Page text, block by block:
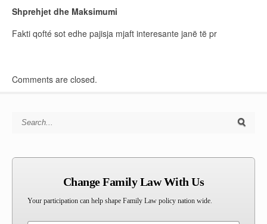
Shprehjet dhe Maksimumi
Fakti qofté sot edhe pajisja mjaft interesante janë të pr
Comments are closed.
Search for:
Change Family Law With Us
Your participation can help shape Family Law policy nation wide.